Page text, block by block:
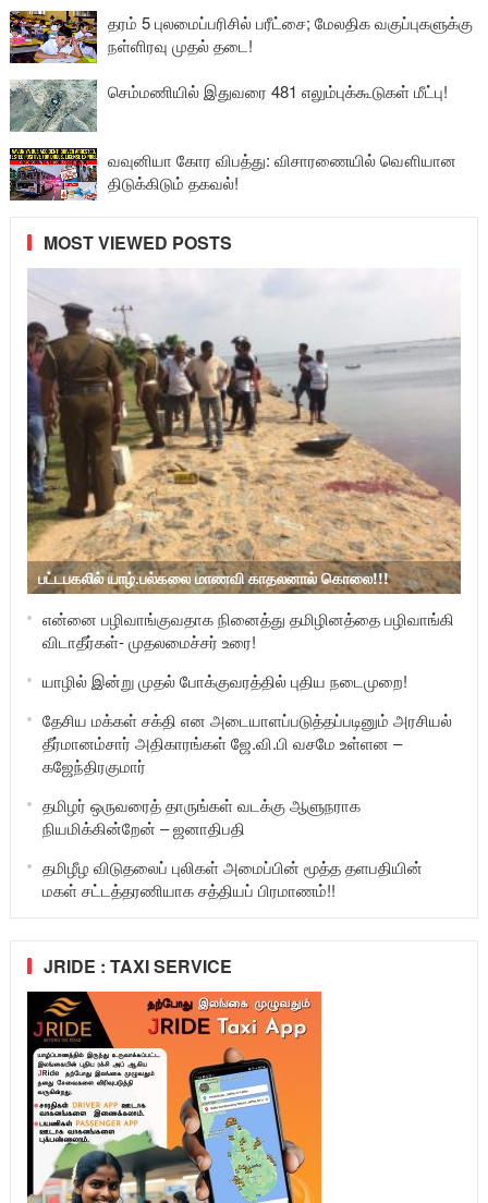
தரம் 5 புலமைப்பரிசில் பரீட்சை; மேலதிக வகுப்புகளுக்கு
நள்ளிரவு முதல் தடை!
செம்மணியில் இதுவரை 481 எலும்புக்கூடுகள் மீட்பு!
வவுனியா கோர விபத்து: விசாரணையில் வௌியான
திடுக்கிடும் தகவல்!
MOST VIEWED POSTS
பட்டபகலில் யாழ்.பல்கலை மாணவி காதலனால் கொலை!!!
என்னை பழிவாங்குவதாக நினைத்து தமிழினத்தை பழிவாங்கி
விடாதீர்கள்- முதலமைச்சர் உரை!
யாழில் இன்று முதல் போக்குவரத்தில் புதிய நடைமுறை!
தேசிய மக்கள் சக்தி என அடையாளப்படுத்தப்படினும் அரசியல்
தீர்மானம்சார் அதிகாரங்கள் ஜே.வி.பி வசமே உள்ளன –
கஜேந்திரகுமார்
தமிழர் ஒருவரைத் தாருங்கள் வடக்கு ஆளுநராக
நியமிக்கின்றேன் – ஜனாதிபதி
தமிழீழ விடுதலைப் புலிகள் அமைப்பின் மூத்த தளபதியின்
மகள் சட்டத்தரணியாக சத்தியப் பிரமாணம்!!
JRIDE : TAXI SERVICE